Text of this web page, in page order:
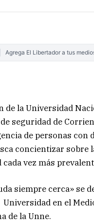
Agrega El Libertador a tus
de la Universidad
seguridad de
de personas con
concientizar
vez más
siempre cerca» se
en el
de la Unne.